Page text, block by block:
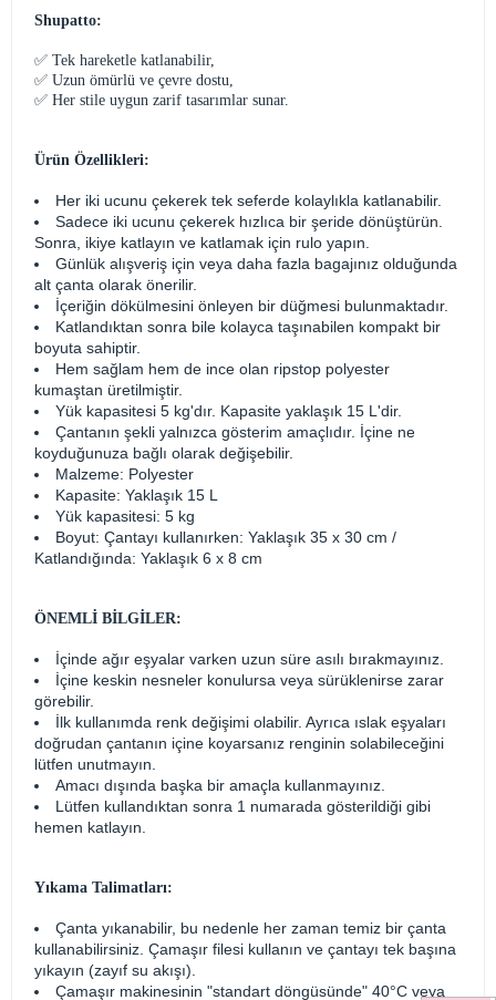
Shupatto:
✅ Tek hareketle katlanabilir,
✅ Uzun ömürlü ve çevre dostu,
✅ Her stile uygun zarif tasarımlar sunar.
Ürün Özellikleri:
Her iki ucunu çekerek tek seferde kolaylıkla katlanabilir.
Sadece iki ucunu çekerek hızlıca bir şeride dönüştürün.
Sonra, ikiye katlayın ve katlamak için rulo yapın.
Günlük alışveriş için veya daha fazla bagajınız olduğunda
alt çanta olarak önerilir.
İçeriğin dökülmesini önleyen bir düğmesi bulunmaktadır.
Katlandıktan sonra bile kolayca taşınabilen kompakt bir
boyuta sahiptir.
Hem sağlam hem de ince olan ripstop polyester
kumaştan üretilmiştir.
Yük kapasitesi 5 kg'dır. Kapasite yaklaşık 15 L'dir.
Çantanın şekli yalnızca gösterim amaçlıdır. İçine ne
koyduğunuza bağlı olarak değişebilir.
Malzeme: Polyester
Kapasite: Yaklaşık 15 L
Yük kapasitesi: 5 kg
Boyut: Çantayı kullanırken: Yaklaşık 35 x 30 cm /
Katlandığında: Yaklaşık 6 x 8 cm
ÖNEMLİ BİLGİLER:
İçinde ağır eşyalar varken uzun süre asılı bırakmayınız.
İçine keskin nesneler konulursa veya sürüklenirse zarar
görebilir.
İlk kullanımda renk değişimi olabilir. Ayrıca ıslak eşyaları
doğrudan çantanın içine koyarsanız renginin solabileceğini
lütfen unutmayın.
Amacı dışında başka bir amaçla kullanmayınız.
Lütfen kullandıktan sonra 1 numarada gösterildiği gibi
hemen katlayın.
Yıkama Talimatları:
Çanta yıkanabilir, bu nedenle her zaman temiz bir çanta
kullanabilirsiniz. Çamaşır filesi kullanın ve çantayı tek başına
yıkayın (zayıf su akışı).
Çamaşır makinesinin "standart döngüsünde" 40°C veya